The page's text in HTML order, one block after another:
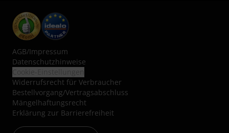
AGB/Impressum
Datenschutzhinweise
Widerrufsrecht für Verbraucher
Bestellvorgang/Vertragsabschluss
Mängelhaftungsrecht
Erklärung zur Barrierefreiheit